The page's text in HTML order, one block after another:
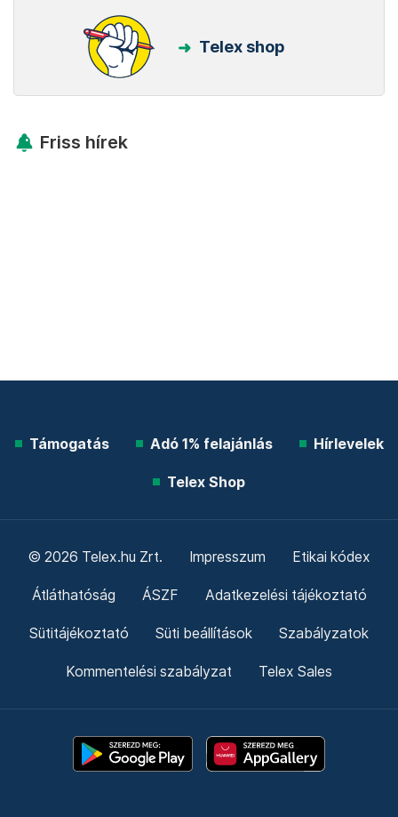
Telex shop
Friss hírek
Támogatás Adó 1% felajánlás Hírlevelek
Telex Shop
© 2026 Telex.hu Zrt. Impresszum Etikai kódex
Átláthatóság ÁSZF Adatkezelési tájékoztató
Sütitájékoztató Süti beállítások Szabályzatok
Kommentelési szabályzat Telex Sales